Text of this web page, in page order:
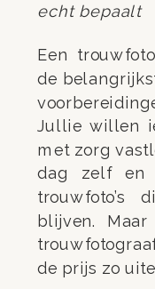
echt bepaalt
Een
de
Jullie willen
met zorg
dag zelf en
trouwfoto’s
blijven.
de prijs zo